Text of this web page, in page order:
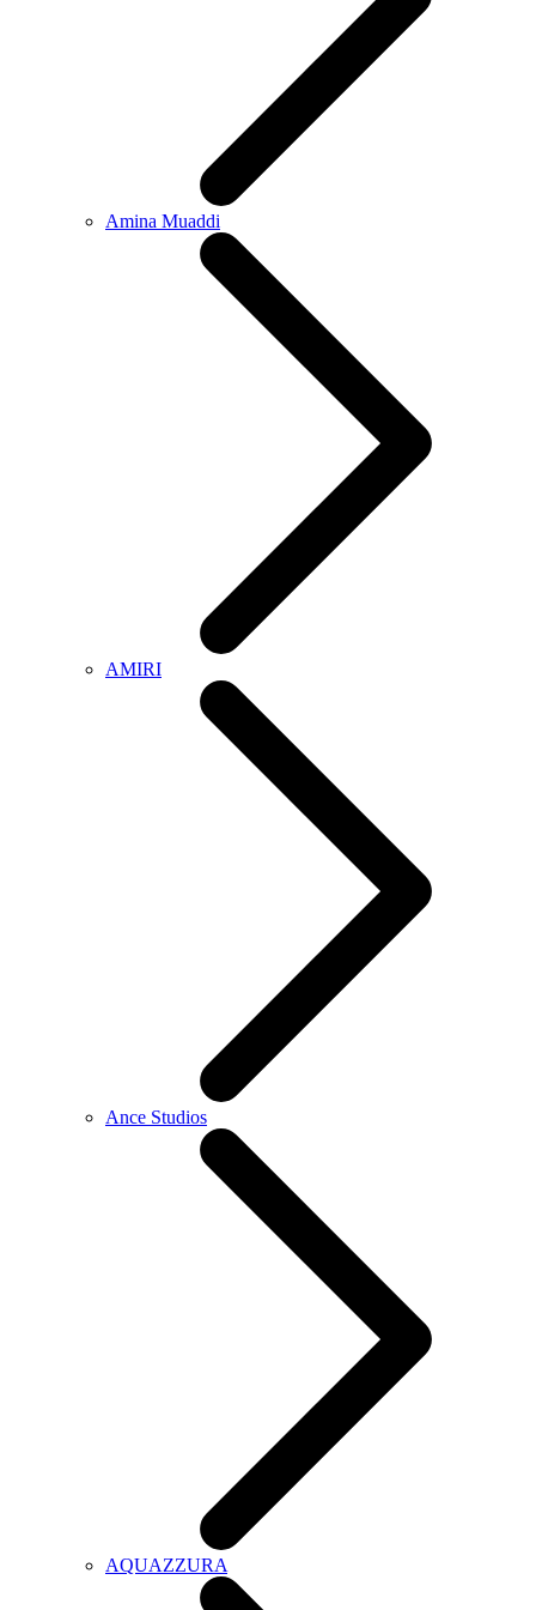
Amina Muaddi
AMIRI
Ance Studios
AQUAZZURA